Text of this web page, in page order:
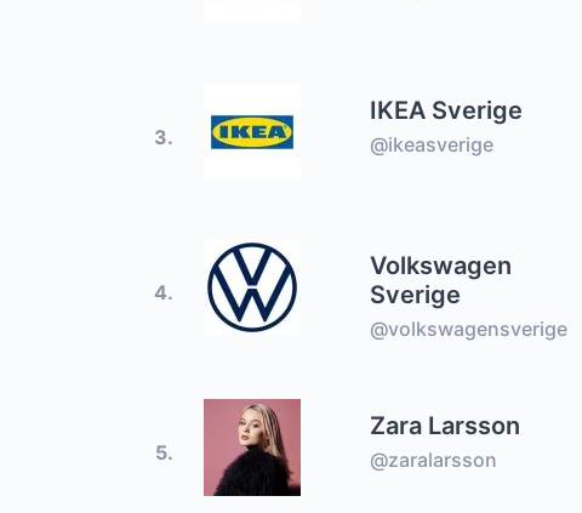
3.
IKEA Sverige
@ikeasverige
4.
Volkswagen
Sverige
@volkswagensverige
5.
Zara Larsson
@zaralarsson